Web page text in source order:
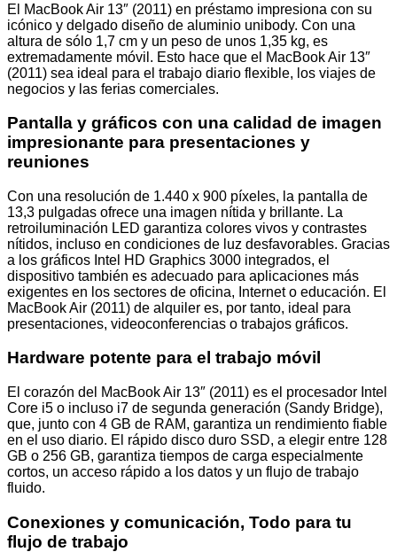
El MacBook Air 13″ (2011) en préstamo impresiona con su
icónico y delgado diseño de aluminio unibody. Con una
altura de sólo 1,7 cm y un peso de unos 1,35 kg, es
extremadamente móvil. Esto hace que el MacBook Air 13″
(2011) sea ideal para el trabajo diario flexible, los viajes de
negocios y las ferias comerciales.
Pantalla y gráficos con una calidad de imagen
impresionante para presentaciones y
reuniones
Con una resolución de 1.440 x 900 píxeles, la pantalla de
13,3 pulgadas ofrece una imagen nítida y brillante. La
retroiluminación LED garantiza colores vivos y contrastes
nítidos, incluso en condiciones de luz desfavorables. Gracias
a los gráficos Intel HD Graphics 3000 integrados, el
dispositivo también es adecuado para aplicaciones más
exigentes en los sectores de oficina, Internet o educación. El
MacBook Air (2011) de alquiler es, por tanto, ideal para
presentaciones, videoconferencias o trabajos gráficos.
Hardware potente para el trabajo móvil
El corazón del MacBook Air 13″ (2011) es el procesador Intel
Core i5 o incluso i7 de segunda generación (Sandy Bridge),
que, junto con 4 GB de RAM, garantiza un rendimiento fiable
en el uso diario. El rápido disco duro SSD, a elegir entre 128
GB o 256 GB, garantiza tiempos de carga especialmente
cortos, un acceso rápido a los datos y un flujo de trabajo
fluido.
Conexiones y comunicación, Todo para tu
flujo de trabajo